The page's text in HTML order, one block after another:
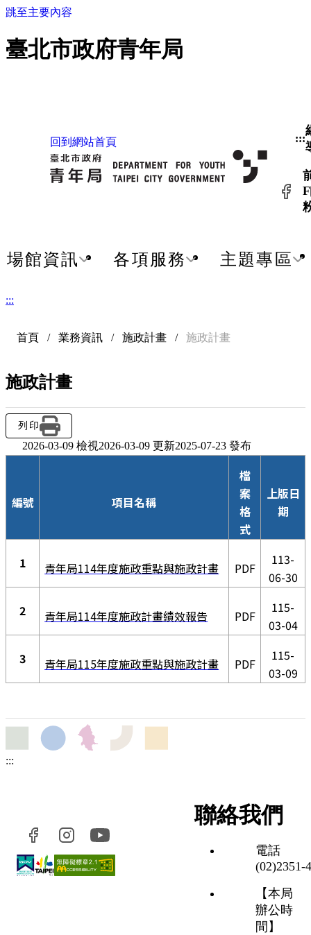
跳至主要內容
臺北市政府青年局
回到網站首頁 :::
場館資訊 各項服務 主題專區
:::
首頁 / 業務資訊 / 施政計畫 / 施政計畫
施政計畫
列印
2026-03-09 檢視2026-03-09 更新2025-07-23 發布
編號 項目名稱
檔
案
格
式
上版日
期
1 青年局114年度施政重點與施政計畫 PDF
113-
06-30
2
青年局114年度施政計畫績效報告 PDF
115-
03-04
3
青年局115年度施政重點與施政計畫 PDF
115-
03-09
:::
聯絡我們
電話
【本局
辦公時
間】